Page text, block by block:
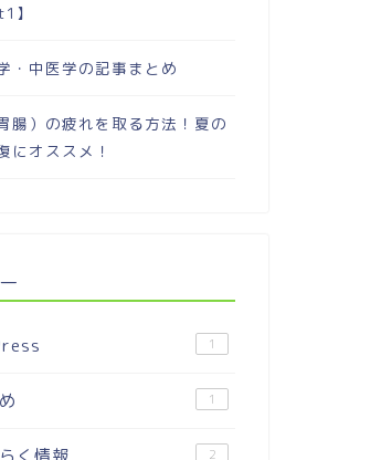
】
・中医学の記事まとめ
腸）の疲れを取る方法！夏の
にオススメ！
1
1
2